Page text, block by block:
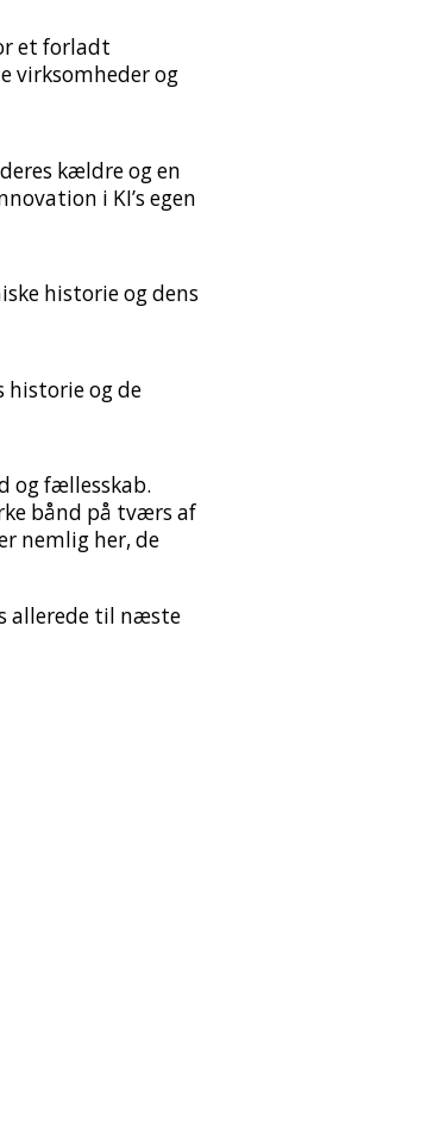
et forladt
virksomheder og
kældre og en
i KI’s egen
historie og dens
historie og de
og fællesskab.
bånd på tværs af
nemlig her, de
allerede til næste